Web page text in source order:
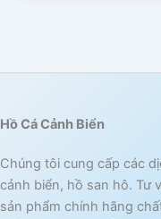
Hồ Cá Cảnh Biển
Chúng tôi cung cấp các
cảnh biển, hồ san hô. Tư
sản phẩm chính hãng